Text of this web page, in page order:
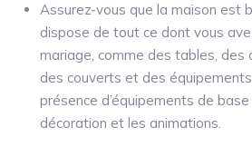
Assurez-vous que la maison est
dispose de tout ce dont vous
mariage, comme des tables, des
des couverts et des
présence d’équipements de
décoration et les animations.